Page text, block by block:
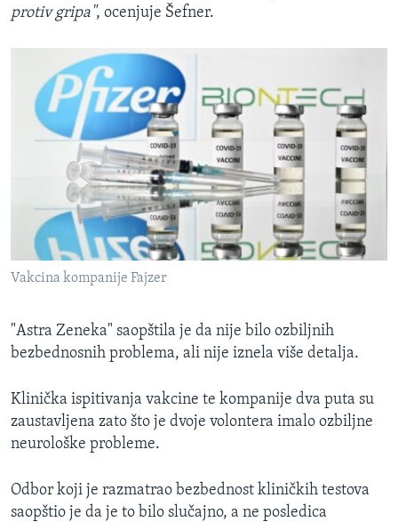
protiv gripa", ocenjuje Šefner.
Vakcina kompanije Fajzer
"Astra Zeneka" saopštila je da nije bilo ozbiljnih
bezbednosnih problema, ali nije iznela više detalja.
Klinička ispitivanja vakcine te kompanije dva puta su
zaustavljena zato što je dvoje volontera imalo ozbiljne
neurološke probleme.
Odbor koji je razmatrao bezbednost kliničkih testova
saopštio je da je to bilo slučajno, a ne posledica